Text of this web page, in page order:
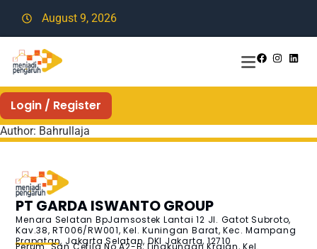
August 9, 2026
Login / Register
Author: Bahrullaja
PT GARDA ISWANTO GROUP
Menara Selatan BpJamsostek Lantai 12 Jl. Gatot Subroto,
Kav.38, RT006/RW001, Kel. Kuningan Barat, Kec. Mampang
Prapatan, Jakarta Selatan, DKI Jakarta, 12710